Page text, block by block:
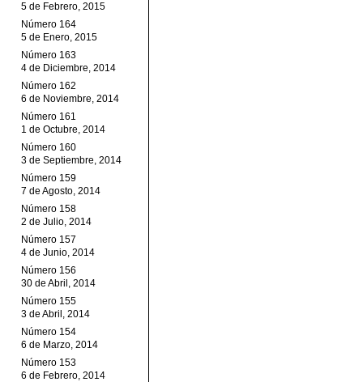
5 de Febrero, 2015
Número 164
5 de Enero, 2015
Número 163
4 de Diciembre, 2014
Número 162
6 de Noviembre, 2014
Número 161
1 de Octubre, 2014
Número 160
3 de Septiembre, 2014
Número 159
7 de Agosto, 2014
Número 158
2 de Julio, 2014
Número 157
4 de Junio, 2014
Número 156
30 de Abril, 2014
Número 155
3 de Abril, 2014
Número 154
6 de Marzo, 2014
Número 153
6 de Febrero, 2014